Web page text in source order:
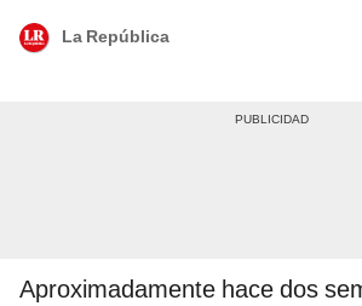
La República
Aproximadamente hace dos